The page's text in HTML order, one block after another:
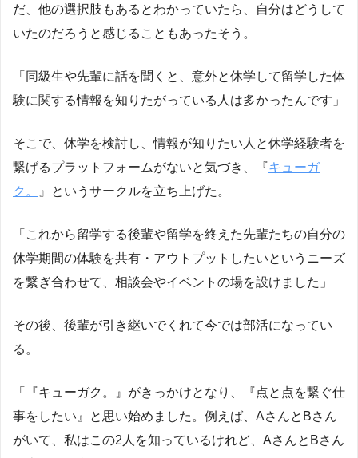
だ、他の選択肢もあるとわかっていたら、自分はどうして
いたのだろうと感じることもあったそう。
「同級生や先輩に話を聞くと、意外と休学して留学した体
験に関する情報を知りたがっている人は多かったんです」
そこで、休学を検討し、情報が知りたい人と休学経験者を
繋げるプラットフォームがないと気づき、『キューガ
ク。
』というサークルを立ち上げた。
「これから留学する後輩や留学を終えた先輩たちの自分の
休学期間の体験を共有・アウトプットしたいというニーズ
を繋ぎ合わせて、相談会やイベントの場を設けました」
その後、後輩が引き継いでくれて今では部活になってい
る。
「『キューガク。』がきっかけとなり、『点と点を繋ぐ仕
事をしたい』と思い始めました。例えば、AさんとBさん
がいて、私はこの2人を知っているけれど、AさんとBさん